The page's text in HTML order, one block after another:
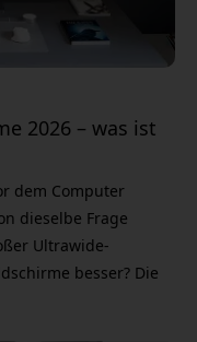
2026 – was ist
dem Computer
dieselbe Frage
Ultrawide-
besser? Die
Teil des